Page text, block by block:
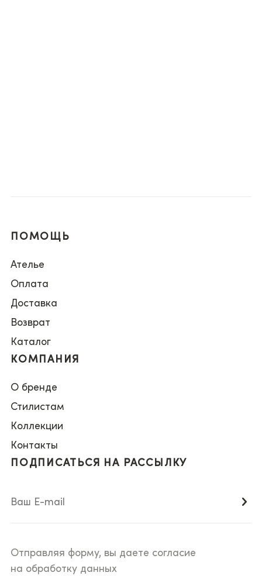
ПОМОЩЬ
Ателье
Оплата
Доставка
Возврат
Каталог
КОМПАНИЯ
О бренде
Стилистам
Коллекции
Контакты
ПОДПИСАТЬСЯ НА РАССЫЛКУ
Отправляя форму, вы даете согласие
на обработку данных